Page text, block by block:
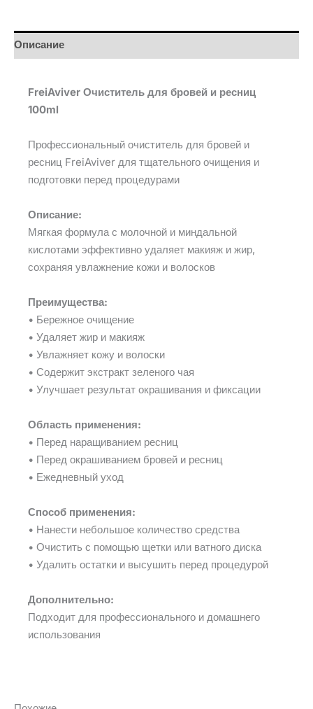
Описание
FreiAviver Очиститель для бровей и ресниц
100ml
Профессиональный очиститель для бровей и
ресниц FreiAviver для тщательного очищения и
подготовки перед процедурами
Описание:
Мягкая формула с молочной и миндальной
кислотами эффективно удаляет макияж и жир,
сохраняя увлажнение кожи и волосков
Преимущества:
• Бережное очищение
• Удаляет жир и макияж
• Увлажняет кожу и волоски
• Содержит экстракт зеленого чая
• Улучшает результат окрашивания и фиксации
Область применения:
• Перед наращиванием ресниц
• Перед окрашиванием бровей и ресниц
• Ежедневный уход
Способ применения:
• Нанести небольшое количество средства
• Очистить с помощью щетки или ватного диска
• Удалить остатки и высушить перед процедурой
Дополнительно:
Подходит для профессионального и домашнего
использования